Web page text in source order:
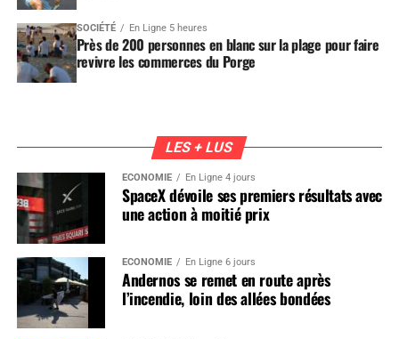
SOCIÉTÉ En Ligne 5 heures
Près de 200 personnes en blanc sur la plage pour faire
revivre les commerces du Porge
LES + LUS
ÉCONOMIE En Ligne 4 jours
SpaceX dévoile ses premiers résultats avec
une action à moitié prix
ÉCONOMIE En Ligne 6 jours
Andernos se remet en route après
l’incendie, loin des allées bondées